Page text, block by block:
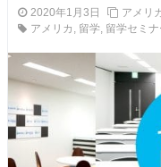
2020年1月3日 アメリ
アメリカ , 留学, 留学セミナ